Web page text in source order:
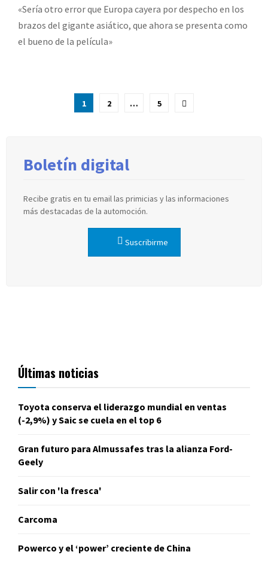
«Sería otro error que Europa cayera por despecho en los
brazos del gigante asiático, que ahora se presenta como
el bueno de la película»
Paginación
1 2 … 5
Boletín digital
Recibe gratis en tu email las primicias y las informaciones
más destacadas de la automoción.
Suscribirme
Últimas noticias
Toyota conserva el liderazgo mundial en ventas
(-2,9%) y Saic se cuela en el top 6
Gran futuro para Almussafes tras la alianza Ford-
Geely
Salir con 'la fresca'
Carcoma
Powerco y el ‘power’ creciente de China